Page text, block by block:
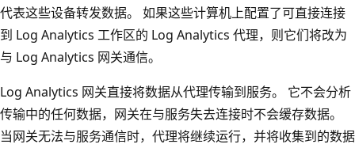
代表这些设备转发数据。 如果这些计算机上配置了可直接连接
到 Log Analytics 工作区的 Log Analytics 代理，则它们将改为
与 Log Analytics 网关通信。
Log Analytics 网关直接将数据从代理传输到服务。 它不会分析
传输中的任何数据，网关在与服务失去连接时不会缓存数据。
当网关无法与服务通信时，代理将继续运行，并将收集到的数据